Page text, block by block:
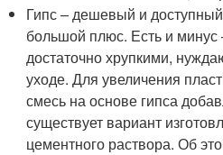
Гипс – дешевый и
большой плюс. Есть и минус
достаточно хрупкими,
уходе. Для увеличения
смесь на основе гипса
существует вариант
цементного раствора. Об